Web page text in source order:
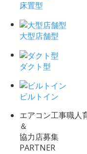
床置型
大型店舗型
ダクト型
ビルトイン
エアコン工事職人
＆
協力店募集
PARTNER